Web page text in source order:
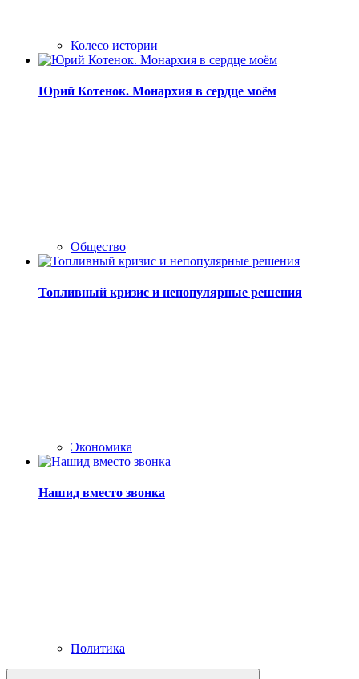
Колесо истории
Юрий Котенок. Монархия в сердце моём
Общество
Топливный кризис и непопулярные решения
Экономика
Нашид вместо звонка
Политика